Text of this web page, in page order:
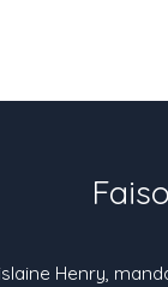
Henry,